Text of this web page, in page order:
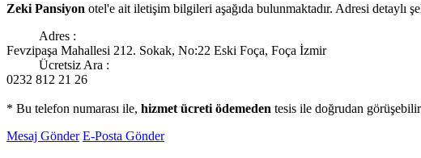
Zeki Pansiyon otel'e ait iletişim bilgileri aşağıda bulunmaktadır. Adresi detaylı
Adres :
Fevzipaşa Mahallesi 212. Sokak, No:22 Eski Foça, Foça İzmir
Ücretsiz Ara :
0232 812 21 26
* Bu telefon numarası ile, hizmet ücreti ödemeden tesis ile doğrudan
Mesaj Gönder E-Posta Gönder